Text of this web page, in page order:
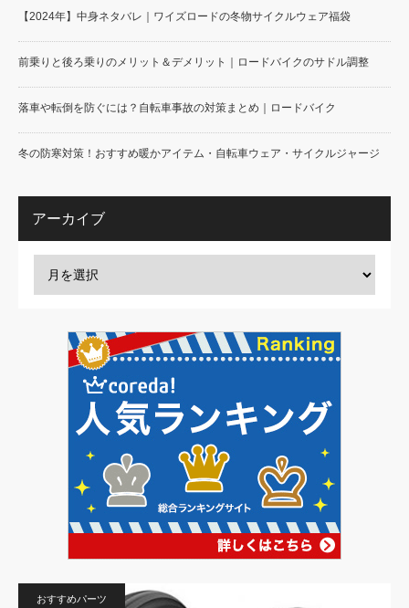
【2024年】中身ネタバレ｜ワイズロードの冬物サイクルウェア福袋
前乗りと後ろ乗りのメリット＆デメリット｜ロードバイクのサドル調整
落車や転倒を防ぐには？自転車事故の対策まとめ｜ロードバイク
冬の防寒対策！おすすめ暖かアイテム・自転車ウェア・サイクルジャージ
アーカイブ
おすすめパーツ